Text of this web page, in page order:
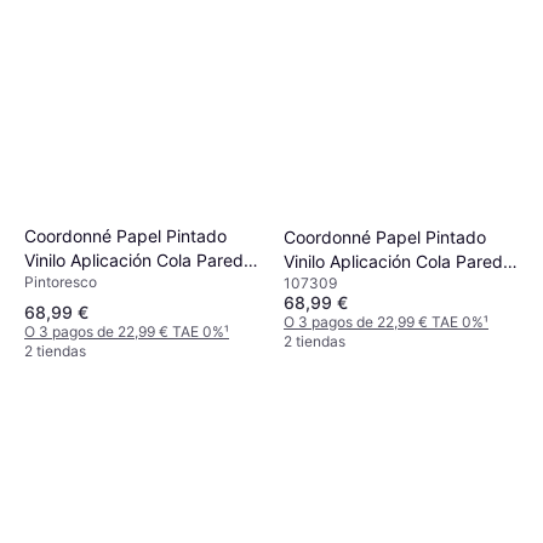
Coordonné Papel Pintado
Vinilo Aplicación Cola Pared
Naturaleza Naranja 53cm x
10.05m
Pintoresco
68,99 €
O 3 pagos de 22,99 € TAE 0%¹
2 tiendas
Coordonné Papel Pintado
Vinilo Aplicación Cola Pared
Naturaleza Beige 53cm x
10.05m
107309
68,99 €
O 3 pagos de 22,99 € TAE 0%¹
2 tiendas